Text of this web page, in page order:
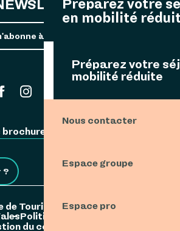
Préparez votre
en mobilité
Préparez votre
mobilité réduite
Nous contacter
Espace groupe
Espace pro
à la newsletter
brochures
?
Tourisme de l'Île d'Ouessant
Politique de confidentialité
du consentement